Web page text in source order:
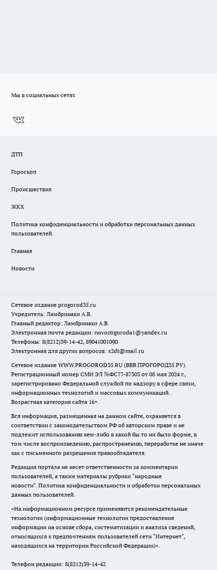
Мы в социальных сетях
ДТП
Гороскоп
Происшествия
ЖКХ
Политика конфиденциальности и обработки персональных данных
пользователей.
Главная
Новости
Сетевое издание progorod35.ru
Учредитель: Ламбринаки А.В.
Главный редактор: Ламбринаки А.В.
Электронная почта редакции: novostigoroda1@yandex.ru
Телефоны: 8(8212)39-14-42, 89041001090
Электронная для других вопросов: x2dt@mail.ru
Сетевое издание WWW.PROGOROD35.RU (ВВВ.ПРОГОРОД35.РУ).
Регистрационный номер СМИ ЭЛ №ФС77-87303 от 08 мая 2024 г.,
зарегистрировано Федеральной службой по надзору в сфере связи,
информационных технологий и массовых коммуникаций.
Возрастная категория сайта 16+.
Вся информация, размещенная на данном сайте, охраняется в
соответствии с законодательством РФ об авторском праве и не
подлежит использованию кем-либо в какой бы то ни было форме, в
том числе воспроизведению, распространению, переработке не иначе
как с письменного разрешения правообладателя.
Редакция портала не несет ответственности за комментарии
пользователей, а также материалы рубрики "народные
новости". Политика конфиденциальности и обработки персональных
данных пользователей.
«На информационном ресурсе применяются рекомендательные
технологии (информационные технологии предоставления
информации на основе сбора, систематизации и анализа сведений,
относящихся к предпочтениям пользователей сети "Интернет",
находящихся на территории Российской Федерации)».
Телефон редакции: 8(8212)39-14-42